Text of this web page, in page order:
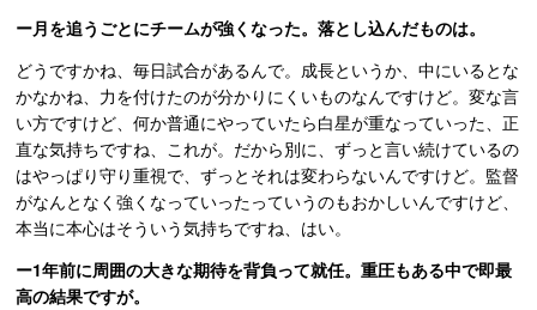
ー月を追うごとにチームが強くなった。落とし込んだものは。
どうですかね、毎日試合があるんで。成長というか、中にいるとな
かなかね、力を付けたのが分かりにくいものなんですけど。変な言
い方ですけど、何か普通にやっていたら白星が重なっていった、正
直な気持ちですね、これが。だから別に、ずっと言い続けているの
はやっぱり守り重視で、ずっとそれは変わらないんですけど。監督
がなんとなく強くなっていったっていうのもおかしいんですけど、
本当に本心はそういう気持ちですね、はい。
ー1年前に周囲の大きな期待を背負って就任。重圧もある中で即最
高の結果ですが。